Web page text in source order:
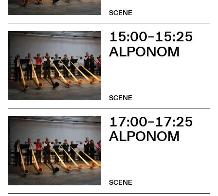
SCENE
15:00–15:25
ALPONOM
SCENE
17:00–17:25
ALPONOM
SCENE